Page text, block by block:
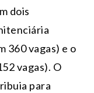
dois
360 vagas) e o
vagas). O
para